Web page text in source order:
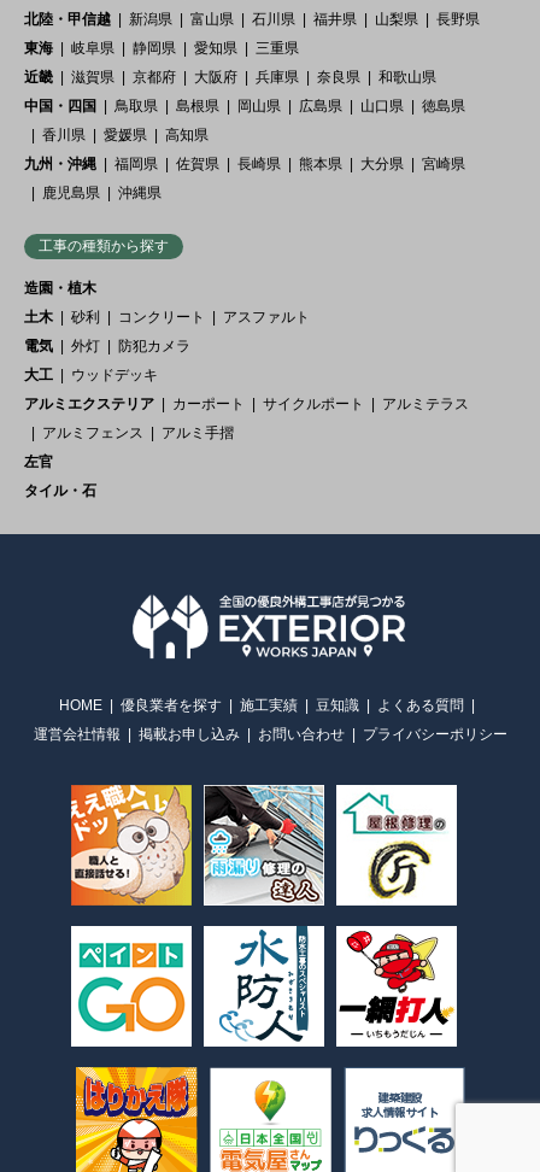
北陸・甲信越
新潟県 富山県 石川県 福井県 山梨県
長野県
東海
岐阜県 静岡県 愛知県
三重県
近畿
滋賀県 京都府 大阪府 兵庫県 奈良県
和歌山県
中国・四国
鳥取県 島根県 岡山県 広島県 山口県
徳島県
香川県
愛媛県
高知県
九州・沖縄
福岡県 佐賀県 長崎県 熊本県 大分県
宮崎県
鹿児島県
沖縄県
工事の種類から探す
造園・植木
土木
砂利 コンクリート
アスファルト
電気
外灯
防犯カメラ
大工
ウッドデッキ
アルミエクステリア
カーポート サイクルポート
アルミテラス
アルミフェンス
アルミ手摺
左官
タイル・石
HOME 優良業者を探す 施工実績 豆知識
よくある質問
運営会社情報
掲載お申し込み お問い合わせ プライバシーポリシー